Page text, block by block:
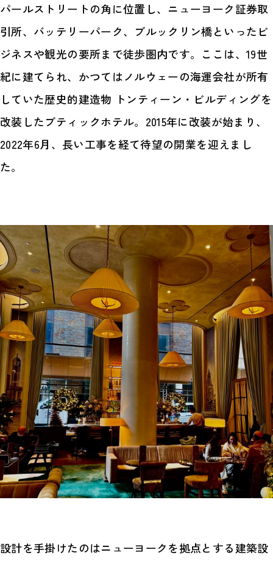
パールストリートの角に位置し、ニューヨーク証券取
引所、バッテリーパーク、ブルックリン橋といったビ
ジネスや観光の要所まで徒歩圏内です。ここは、19世
紀に建てられ、かつてはノルウェーの海運会社が所有
していた歴史的建造物 トンティーン・ビルディングを
改装したブティックホテル。2015年に改装が始まり、
2022年6月、長い工事を経て待望の開業を迎えまし
た。
設計を手掛けたのはニューヨークを拠点とする建築設